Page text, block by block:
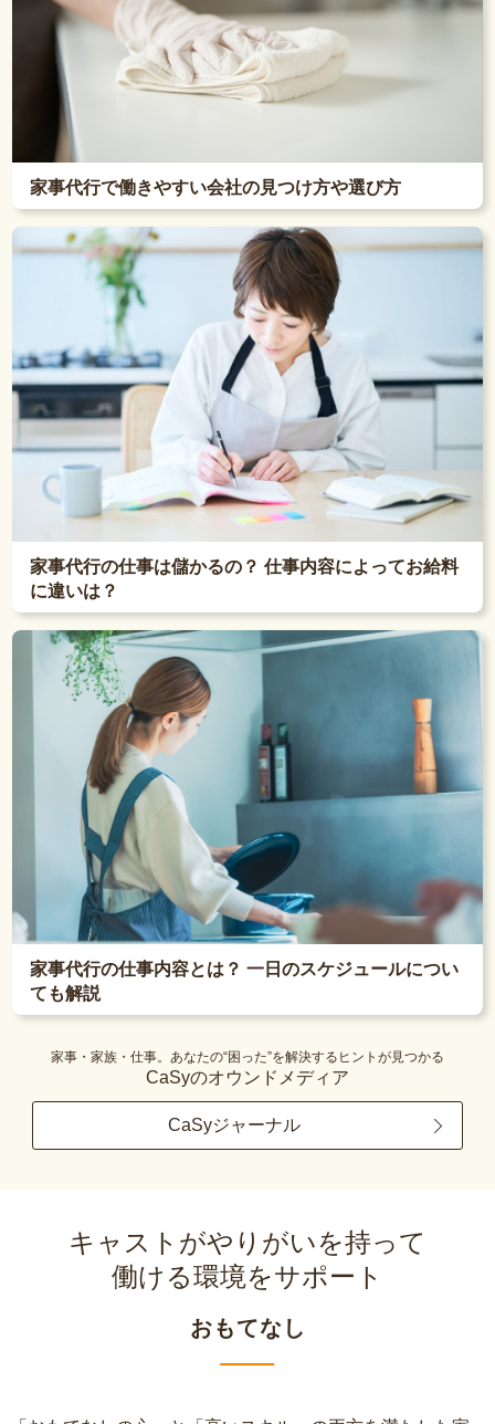
家事代行で働きやすい会社の見つけ方や選び方
家事代行の仕事は儲かるの？ 仕事内容によってお給料
に違いは？
家事代行の仕事内容とは？ 一日のスケジュールについ
ても解説
家事・家族・仕事。あなたの“困った”を解決するヒントが見つかる
CaSyのオウンドメディア
CaSyジャーナル
キャストがやりがいを持って
働ける環境をサポート
おもてなし